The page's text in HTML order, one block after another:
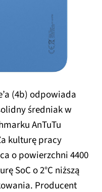
(4b) odpowiada
średniak w
AnTuTu
kulturę pracy
o powierzchni 4400
SoC o 2°C niższą
Producent